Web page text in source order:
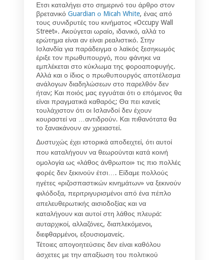
Ετσι καταλήγει στο σημερινό του άρθρο στον
βρετανικό Guardian ο Micah White, ένας από
τους συνιδρυτές του κινήματος «Occupy Wall
Street». Ακούγεται ωραίο, ιδανικό, αλλά το
ερώτημα είναι αν είναι ρεαλιστικό. Στην
Ισλανδία για παράδειγμα ο λαϊκός ξεσηκωμός
έριξε τον πρωθυπουργό, που φάνηκε να
εμπλέκεται στο κύκλωμα της φοροαποφυγής.
Αλλά και ο ίδιος ο πρωθυπουργός αποτέλεσμα
ανάλογων διαδηλώσεων στο παρελθόν δεν
ήταν; Και ποιός μας εγγυάται ότι ο επόμενος θα
είναι πραγματικά καθαρός; Θα πει κανείς
τουλάχιστον ότι οι Ισλανδοί δεν έχουν
κουραστεί να …αντιδρούν. Και πιθανότατα θα
το ξανακάνουν αν χρειαστεί.
Δυστυχώς έχει ιστορικά αποδειχτεί, ότι αυτοί
που καταλήγουν να θεωρούνται κατά κοινή
ομολογία ως «λάθος άνθρωποι» τις πιο πολλές
φορές δεν ξεκινούν έτσι…. Είδαμε πολλούς
ηγέτες «ριζοσπαστικών κινημάτων» να ξεκινούν
φιλόδοξα, περιτριγυρισμένοι από ένα πέπλο
απελευθερωτικής αισιοδοξίας και να
καταλήγουν και αυτοί στη λάθος πλευρά:
αυταρχικοί, αλλαζόνες, διαπλεκόμενοι,
διεφθαρμένοι, εξουσιομανείς.
Τέτοιες απογοητεύσεις δεν είναι καθόλου
άσχετες με την απαξίωση του πολιτικού